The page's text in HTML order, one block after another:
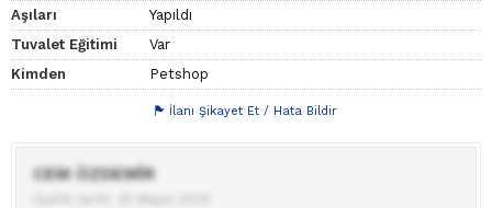
Aşıları
Yapıldı
Tuvalet Eğitimi
Var
Kimden
Petshop
İlanı Şikayet Et / Hata Bildir
CEM ÖZDEMİR